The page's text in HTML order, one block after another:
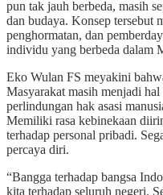
pun tak jauh berbeda, masih
dan budaya. Konsep tersebut
penghormatan, dan
individu yang berbeda dalam
Eko Wulan FS meyakini
Masyarakat masih menjadi
perlindungan hak asasi
Memiliki rasa kebinekaan
terhadap personal pribadi.
percaya diri.
“Bangga terhadap bangsa
kita terhadap seluruh negeri.